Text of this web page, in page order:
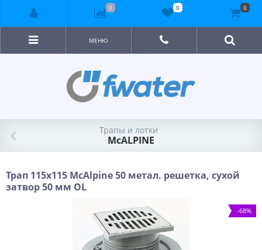
МЕНЮ
Трапы и лотки
McALPINE
Трап 115х115 McAlpine 50 метал. решетка, сухой
затвор 50 мм OL
-68%
0 0 0